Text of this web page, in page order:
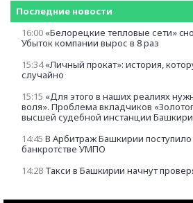
Последние новости
16:00 «Белорецкие тепловые сети»
Убыток компании вырос в 8 раз
15:34 «Личный прокат»: история,
случайно
15:15 «Для этого в наших реалиях
воля». Проблема вкладчиков
высшей судебной инстанции
14:45 В Арбитраж Башкирии
банкротстве УМПО
14:28 Такси в Башкирии начнут